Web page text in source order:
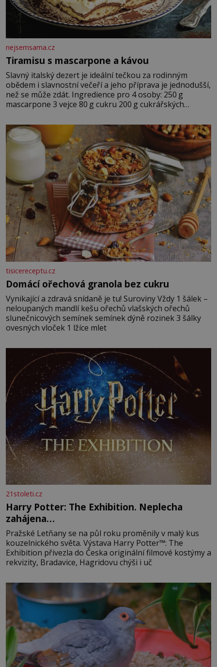
nejsemsama.cz
Tiramisu s mascarpone a kávou
Slavný italský dezert je ideální tečkou za rodinným
obědem i slavnostní večeří a jeho příprava je jednodušší,
než se může zdát. Ingredience pro 4 osoby: 250 g
mascarpone 3 vejce 80 g cukru 200 g cukrářských
posypání Postup: Oddělte žloutky od bílků. Žloutky
vyšlehejte s cukrem do světlé pěny a postupně do nich
vmíchejte mascarpone, aby vznikl hladký
tisicereceptu.cz
Domácí ořechová granola bez cukru
Vynikající a zdravá snídaně je tu! Suroviny Vždy 1 šálek –
neloupaných mandlí kešu ořechů vlašských ořechů
slunečnicových semínek semínek dýně rozinek 3 šálky
ovesných vloček 1 lžíce mlet
21stoleti.cz
Harry Potter: The Exhibition. Neplecha
zahájena…
Pražské Letňany se na půl roku proměnily v malý kus
kouzelnického světa. Výstava Harry Potter™: The
Exhibition přivezla do Česka originální filmové kostýmy a
rekvizity, Bradavice, Hagridovu chýši i uč